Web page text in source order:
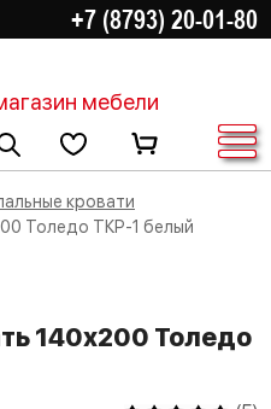
+7 (8793) 20-01-80
мебели
кровати
Толедо ТКР-1 белый